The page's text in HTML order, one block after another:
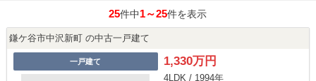
25件中1～25件を表示
鎌ケ谷市中沢新町 の中古一戸建て
一戸建て 1,330万円
4LDK / 1994年